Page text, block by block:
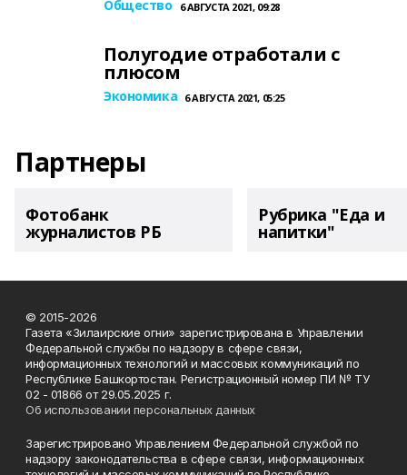
Общество 6 АВГУСТА 2021, 09:28
Полугодие отработали с
плюсом
Экономика 6 АВГУСТА 2021, 05:25
Партнеры
Фотобанк
журналистов РБ
Рубрика "Еда и
напитки"
© 2015-2026
Газета «Зилаирские огни» зарегистрирована в Управлении
Федеральной службы по надзору в сфере связи,
информационных технологий и массовых коммуникаций по
Республике Башкортостан. Регистрационный номер ПИ № ТУ
02 - 01866 от 29.05.2025 г.
Об использовании персональных данных
Зарегистрировано Управлением Федеральной службой по
надзору законодательства в сфере связи, информационных